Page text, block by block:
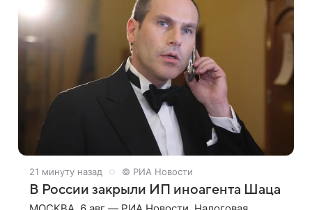
21 минуту назад © РИА Новости
В России закрыли ИП иноагента Шаца